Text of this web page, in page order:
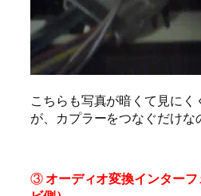
こちらも写真が暗くて見に
が、カプラーをつなぐだけな
③オーディオ変換インター